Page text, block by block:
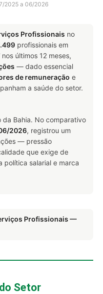
2025 a 06/2026
Profissionais no
profissionais em
nos últimos 12 meses,
— dado essencial
de remuneração e
a saúde do setor.
da Bahia. No comparativo
2026, registrou um
— pressão
que exige de
política salarial e marca
Profissionais —
Setor